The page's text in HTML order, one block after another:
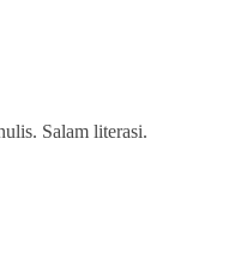
Salam literasi.